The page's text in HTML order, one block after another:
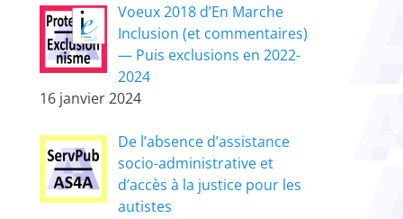
Voeux 2018 d’En Marche
Inclusion (et commentaires)
— Puis exclusions en 2022-
2024
16 janvier 2024
De l’absence d’assistance
socio-administrative et
d’accès à la justice pour les
autistes